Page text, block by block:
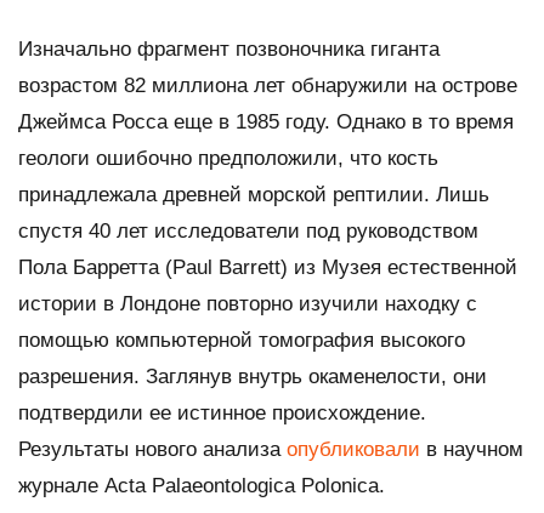
Изначально фрагмент позвоночника гиганта
возрастом 82 миллиона лет обнаружили на острове
Джеймса Росса еще в 1985 году. Однако в то время
геологи ошибочно предположили, что кость
принадлежала древней морской рептилии. Лишь
спустя 40 лет исследователи под руководством
Пола Барретта (Paul Barrett) из Музея естественной
истории в Лондоне повторно изучили находку с
помощью компьютерной томография высокого
разрешения. Заглянув внутрь окаменелости, они
подтвердили ее истинное происхождение.
Результаты нового анализа опубликовали в научном
журнале Acta Palaeontologica Polonica.